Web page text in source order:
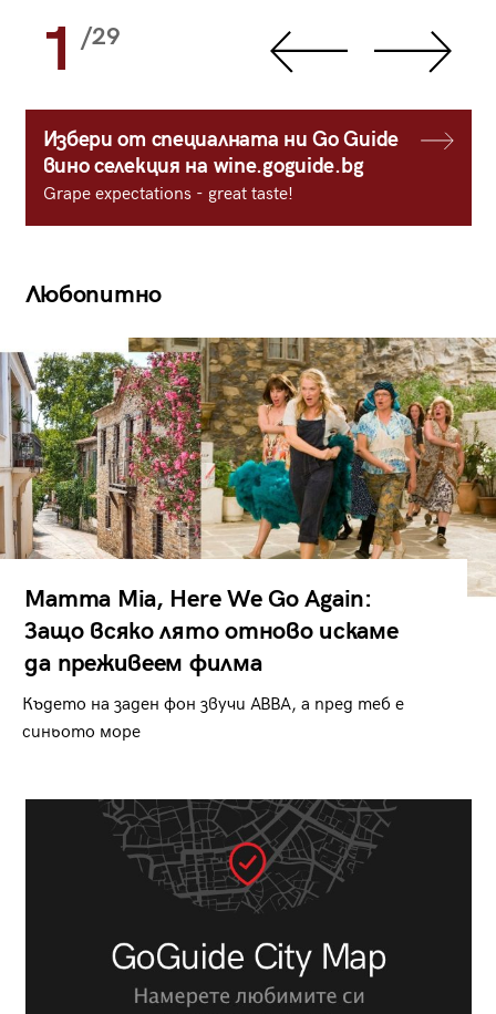
1 /29
Избери от специалната ни Go Guide
вино селекция на wine.goguide.bg
Grape expectations - great taste!
Любопитно
Mamma Mia, Here We Go Again:
Защо всяко лято отново искаме
да преживеем филма
Където на заден фон звучи ABBA, а пред теб е
синьото море